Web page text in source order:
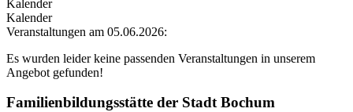
Kalender
Kalender
Veranstaltungen am 05.06.2026:
Es wurden leider keine passenden Veranstaltungen in unserem
Angebot gefunden!
Familienbildungsstätte der Stadt Bochum